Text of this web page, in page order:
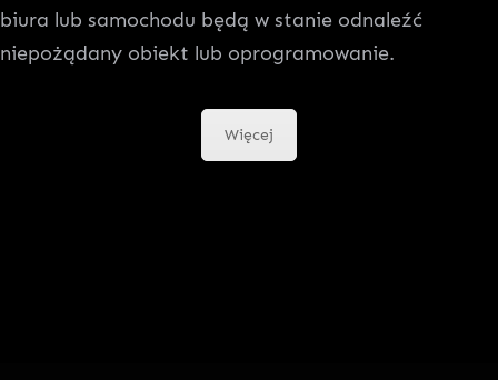
biura lub samochodu będą w stanie odnaleźć
niepożądany obiekt lub oprogramowanie.
Więcej